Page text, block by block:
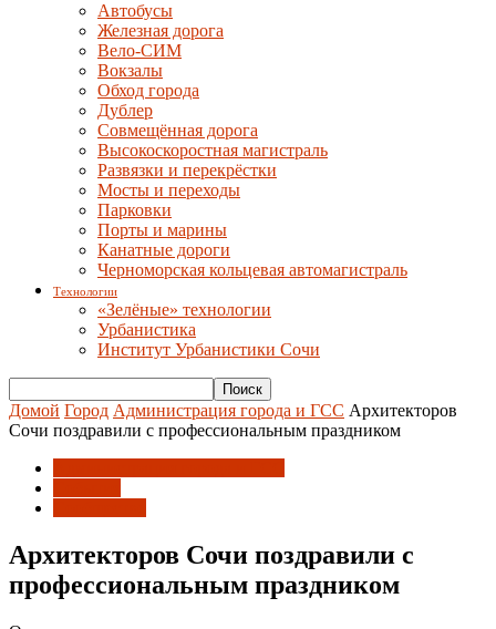
Автобусы
Железная дорога
Вело-СИМ
Вокзалы
Обход города
Дублер
Совмещённая дорога
Высокоскоростная магистраль
Развязки и перекрёстки
Мосты и переходы
Парковки
Порты и марины
Канатные дороги
Черноморская кольцевая автомагистраль
Технологии
«Зелёные» технологии
Урбанистика
Институт Урбанистики Сочи
Домой Город Администрация города и ГСС Архитекторов
Сочи поздравили с профессиональным праздником
Архитекторов Сочи поздравили с
профессиональным праздником